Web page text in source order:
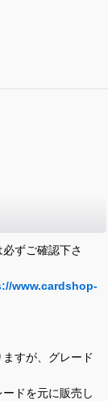
ずご確認下さ
www.cardshop-
すが、グレード
ドを元に販売し